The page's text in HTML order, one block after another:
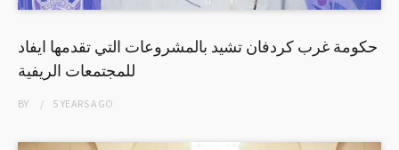
حكومة غرب كردفان تشيد بالمشروعات التي تقدمها ايفاد
للمجتمعات الريفية
BY 5 YEARSAGO